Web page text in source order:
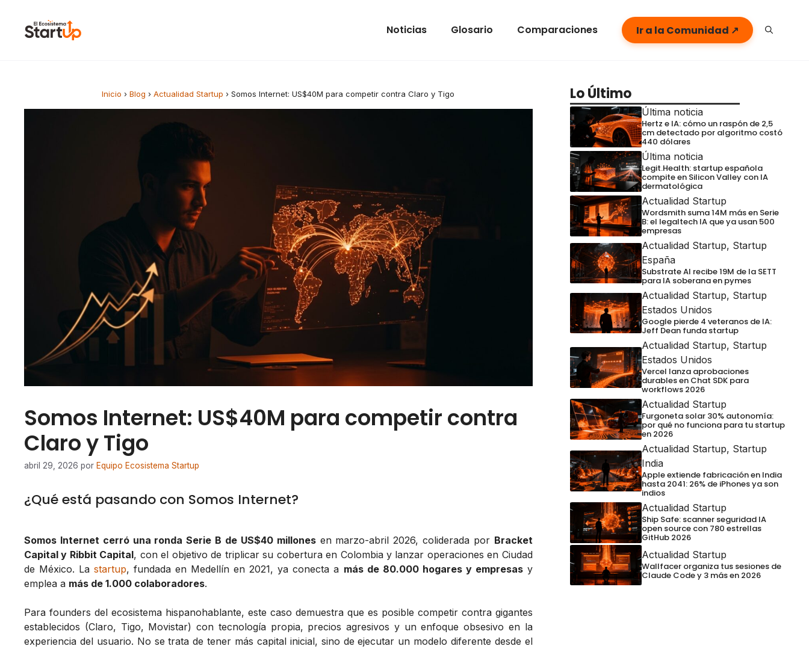
Noticias Glosario Comparaciones Ir a la Comunidad ↗
Inicio › Blog › Actualidad Startup › Somos Internet: US$40M para competir contra Claro y Tigo
Somos Internet: US$40M para competir contra
Claro y Tigo
abril 29, 2026 por Equipo Ecosistema Startup
¿Qué está pasando con Somos Internet?
Somos Internet cerró una ronda Serie B de US$40 millonesen marzo-abril 2026, coliderada por Bracket
Capital y Ribbit Capital, con el objetivo de triplicar su cobertura en Colombia y lanzar operaciones en Ciudad
de México. Lastartup, fundada en Medellín en 2021, ya conecta a más de 80.000 hogares y empresasy
emplea a más de 1.000 colaboradores.
Para founders del ecosistema hispanohablante, este caso demuestra que es posible competir contra gigantes
establecidos (Claro, Tigo, Movistar) con tecnología propia, precios agresivos y un enfoque obsesivo en la
experiencia del usuario. No se trata de tener más capital inicial, sino de ejecutar un modelo diferente desde el
Lo Último
Última noticia
Hertz e IA: cómo un raspón de 2,5
cm detectado por algoritmo costó
440 dólares
Última noticia
Legit.Health: startup española
compite en Silicon Valley con IA
dermatológica
Actualidad Startup
Wordsmith suma 14M más en Serie
B: el legaltech IA que ya usan 500
empresas
Actualidad Startup, Startup
España
Substrate AI recibe 19M de la SETT
para IA soberana en pymes
Actualidad Startup, Startup
Estados Unidos
Google pierde 4 veteranos de IA:
Jeff Dean funda startup
Actualidad Startup, Startup
Estados Unidos
Vercel lanza aprobaciones
durables en Chat SDK para
workflows 2026
Actualidad Startup
Furgoneta solar 30% autonomía:
por qué no funciona para tu startup
en 2026
Actualidad Startup, Startup
India
Apple extiende fabricación en India
hasta 2041: 26% de iPhones ya son
indios
Actualidad Startup
Ship Safe: scanner seguridad IA
open source con 780 estrellas
GitHub 2026
Actualidad Startup
Wallfacer organiza tus sesiones de
Claude Code y 3 más en 2026